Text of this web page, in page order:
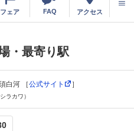
フェア FAQ アクセス
・最寄り駅
白河 ［公式サイト ］
ラカワ）